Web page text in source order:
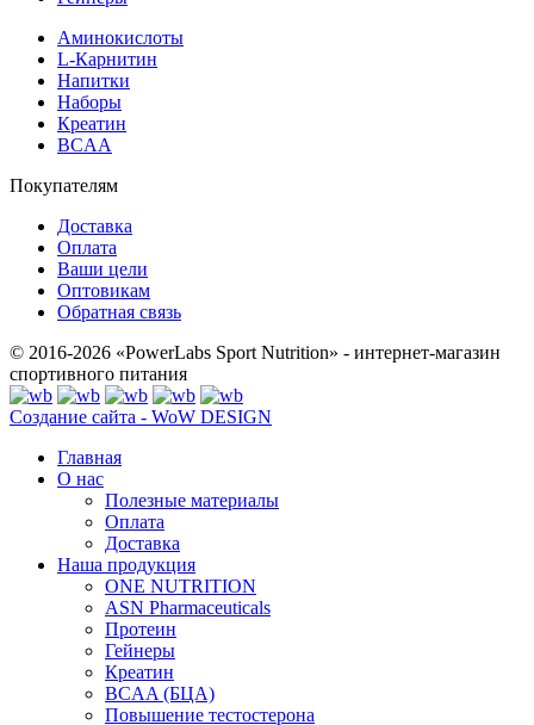
Аминокислоты
L-Карнитин
Напитки
Наборы
Креатин
BCAA
Покупателям
Доставка
Оплата
Ваши цели
Оптовикам
Обратная связь
© 2016-2026 «PowerLabs Sport Nutrition» - интернет-магазин
спортивного питания
Создание сайта - WoW DESIGN
Главная
О нас
Полезные материалы
Оплата
Доставка
Наша продукция
ONE NUTRITION
ASN Pharmaceuticals
Протеин
Гейнеры
Креатин
BCAA (БЦА)
Повышение тестостерона